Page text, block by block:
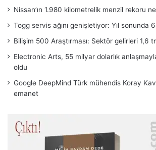
Nissan’ın 1.980 kilometrelik menzil rekoru
Togg servis ağını genişletiyor: Yıl sonunda
Bilişim 500 Araştırması: Sektör gelirleri 1,6
Electronic Arts, 55 milyar dolarlık
oldu
Google DeepMind Türk mühendis Koray
emanet